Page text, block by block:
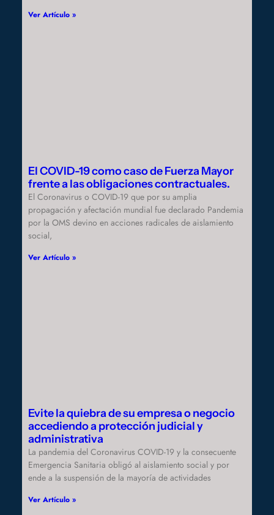
Ver Artículo »
El COVID-19 como caso de Fuerza Mayor
frente a las obligaciones contractuales.
El Coronavirus o COVID-19 que por su amplia
propagación y afectación mundial fue declarado Pandemia
por la OMS devino en acciones radicales de aislamiento
social,
Ver Artículo »
Evite la quiebra de su empresa o negocio
accediendo a protección judicial y
administrativa
La pandemia del Coronavirus COVID-19 y la consecuente
Emergencia Sanitaria obligó al aislamiento social y por
ende a la suspensión de la mayoría de actividades
Ver Artículo »